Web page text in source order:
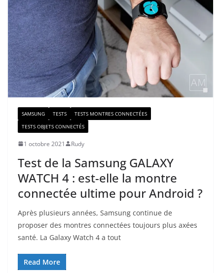
SAMSUNG TESTS
TESTS MONTRES CONNECTÉES
TESTS OBJETS CONNECTÉS
1 octobre 2021 Rudy
Test de la Samsung GALAXY
WATCH 4 : est-elle la montre
connectée ultime pour Android ?
Après plusieurs années, Samsung continue de
proposer des montres connectées toujours plus axées
santé. La Galaxy Watch 4 a tout
Read More